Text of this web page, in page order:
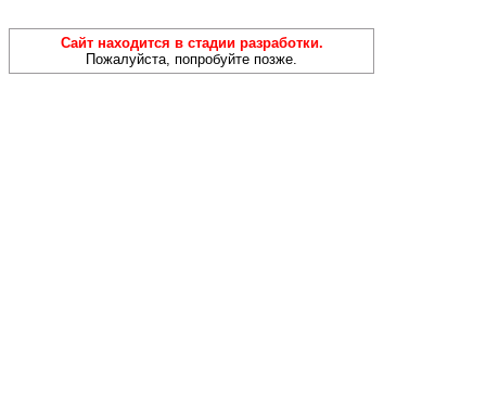
Сайт находится в стадии разработки.
Пожалуйста, попробуйте позже.